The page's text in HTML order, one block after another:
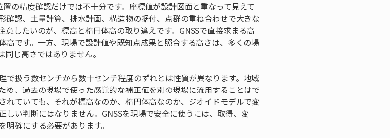
の精度確認だけでは不十分です。座標値が設計図面と重なって見えて
確認、土量計算、排水計画、構造物の据付、点群の重ね合わせで大きな
意したいのが、標高と楕円体高の取り違えです。GNSSで直接求まる高
高です。一方、現場で設計値や既知点成果と照合する高さは、多くの場
じ高さではありません。
で扱う数センチから数十センチ程度のずれとは性質が異なります。地域
め、過去の現場で使った感覚的な補正値を別の現場に流用することはで
れていても、それが標高なのか、楕円体高なのか、ジオイドモデルで変
しい判断にはなりません。GNSSを現場で安全に使うには、取得、変
確にする必要があります。